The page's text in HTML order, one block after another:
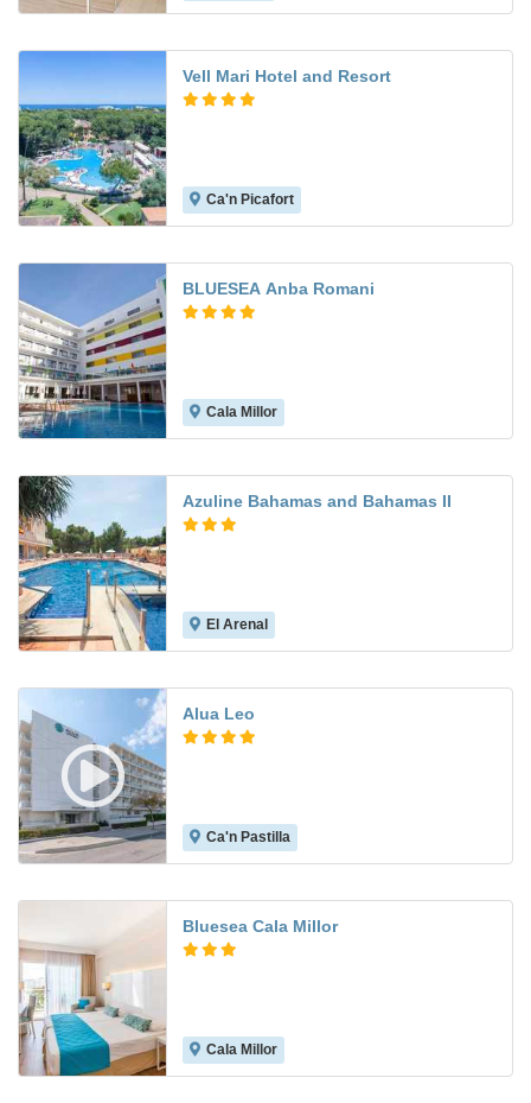
Vell Mari Hotel and Resort
Ca'n Picafort
BLUESEA Anba Romani
Cala Millor
Azuline Bahamas and Bahamas II
El Arenal
Alua Leo
Ca'n Pastilla
Bluesea Cala Millor
Cala Millor